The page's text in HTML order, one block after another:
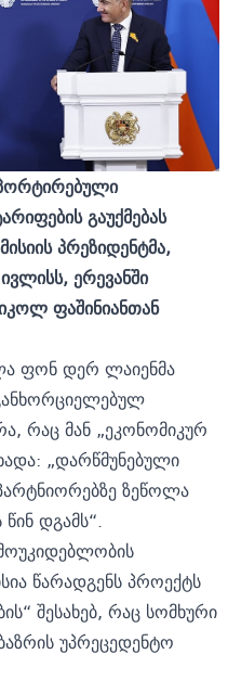
გაუქმებას
პრეზიდენტმა,
ერევანში
ფაშინიანთან
ფონ დერ ლაიენმა
რაც მან „ეკონომიკურ
„დარწმუნებული
ზეწოლა
დგამს“.
წარადგენს პროექტს
შესახებ, რაც სომხური
უპრეცედენტო